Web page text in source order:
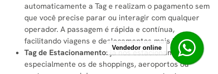
automaticamente a Tag e realizam o pagamento sem
que você precise parar ou interagir com qualquer
operador. A passagem é rápida e contínua,
facilitando viagens e deslocamentos mais longos;
Tag de Estacionamento:já nos estacionamentos,
especialmente os de shoppings, aeroportos ou
Vendedor online